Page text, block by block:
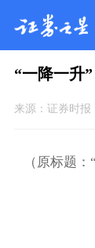
“一降一升
来源： 证券时报
（原标题